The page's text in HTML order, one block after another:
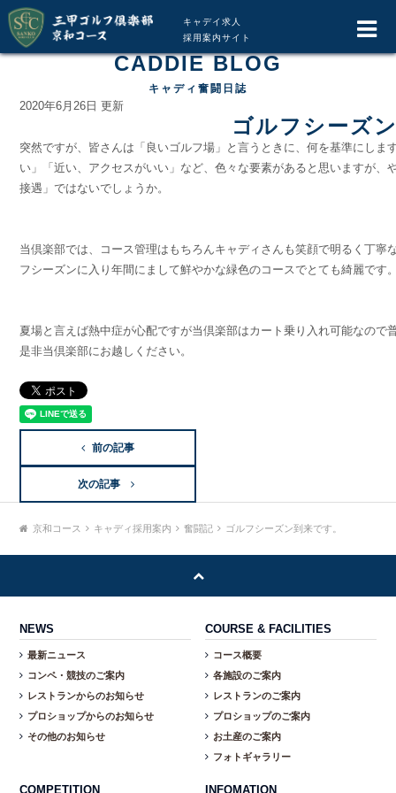
キャデイ求人
採用案内サイト
CADDIE BLOG
キャディ奮闘日誌
2020年6月26日 更新
ゴルフシーズ
突然ですが、皆さんは「良いゴルフ場」と言うときに、何を基準にし
い」「近い、アクセスがいい」など、色々な要素があると思いますが
接遇」ではないでしょうか。
当倶楽部では、コース管理はもちろんキャディさんも笑顔で明るく丁
フシーズンに入り年間にまして鮮やかな緑色のコースでとても綺麗です
夏場と言えば熱中症が心配ですが当倶楽部はカート乗り入れ可能なの
是非当倶楽部にお越しください。
前の記事
次の記事
京和コース キャディ採用案内 奮闘記 ゴルフシーズン到来です。
NEWS
最新ニュース
コンペ・競技のご案内
レストランからのお知らせ
プロショップからのお知らせ
その他のお知らせ
COURSE & FACILITIES
コース概要
各施設のご案内
レストランのご案内
プロショップのご案内
お土産のご案内
フォトギャラリー
COMPETITION INFOMATION